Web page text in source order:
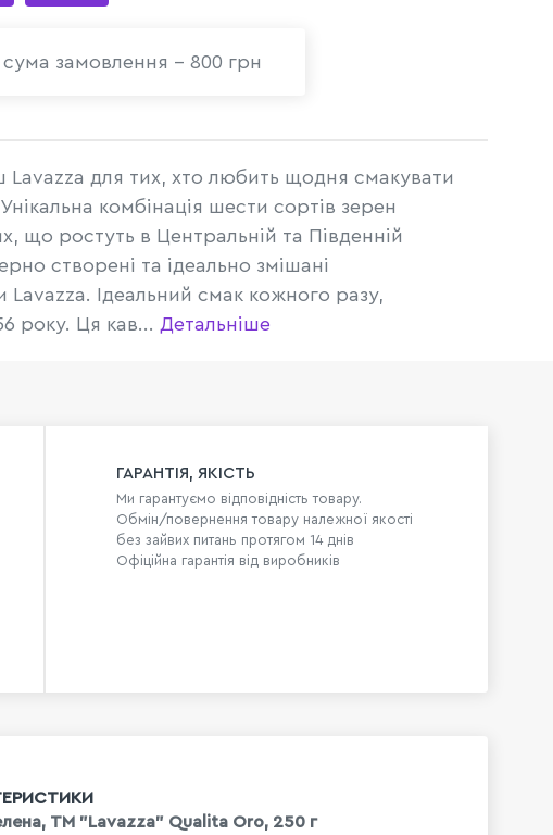
сума замовлення - 800 грн
Lavazza для тих, хто любить щодня смакувати
комбінація шести сортів зерен
що ростуть в Центральній та Південній
створені та ідеально змішані
Lavazza. Ідеальний смак кожного разу,
року. Ця кав... Детальніше
ГАРАНТІЯ, ЯКІСТЬ
Ми гарантуємо відповідність товару.
Обмін/повернення товару належної якості
без зайвих питань протягом 14 днів
Офіційна гарантія від виробників
ТМ "Lavazza" Qualita Oro, 250 г